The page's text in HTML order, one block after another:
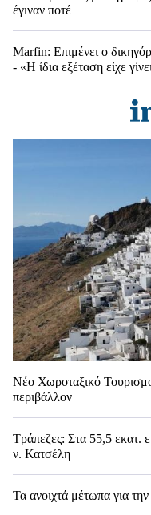
έγιναν ποτέ
Marfin: Επιμένει ο
- «Η ίδια εξέταση είχε
Νέο Χωροταξικό
περιβάλλον
Τράπεζες: Στα 55,5 εκατ.
ν. Κατσέλη
Τα ανοιχτά μέτωπα για